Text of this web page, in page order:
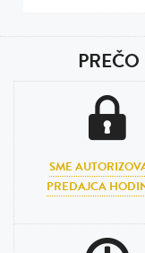
SME
PREDAJCA